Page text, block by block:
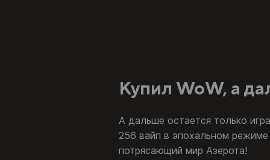
Купил WoW, а
А дальше остается только
256 вайп в эпохальном
потрясающий мир Азерота!